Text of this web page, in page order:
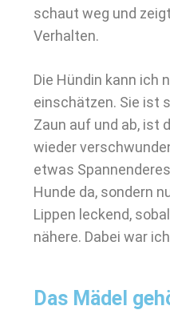
schaut weg und
Verhalten.
Die Hündin kann ich
einschätzen. Sie ist
Zaun auf und ab, ist
wieder
etwas
Hunde da, sondern
Lippen leckend,
nähere. Dabei war
Das Mädel